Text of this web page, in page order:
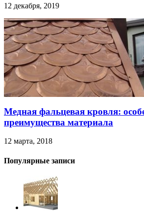
12 декабря, 2019
Медная фальцевая кровля:
преимущества материала
12 марта, 2018
Популярные записи